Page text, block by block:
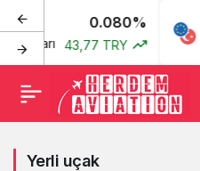
0.080%
Doları 43,77 TRY
Yerli uçak